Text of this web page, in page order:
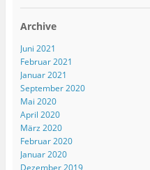
Archive
Juni 2021
Februar 2021
Januar 2021
September 2020
Mai 2020
April 2020
März 2020
Februar 2020
Januar 2020
Dezember 2019